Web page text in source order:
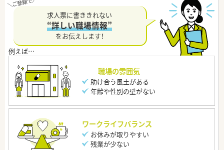
求人票に書ききれない
“詳しい職場情報”
をお伝えします！
職場の雰囲気
助け合う風土がある
年齢や性別の壁がない
ワークライフバランス
お休みが取りやすい
残業が少ない